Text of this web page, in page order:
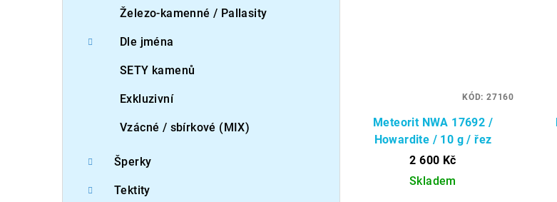
Železo-kamenné / Pallasity
Dle jména
SETY kamenů
Exkluzivní
Vzácné / sbírkové (MIX)
Šperky
Tektity
Meteorit NWA 17692 /
Howardite / 10 g / řez
2 600 Kč
Skladem
KÓD: 27160